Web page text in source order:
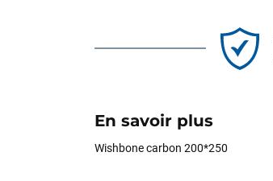
En savoir plus
Wishbone carbon 200*250